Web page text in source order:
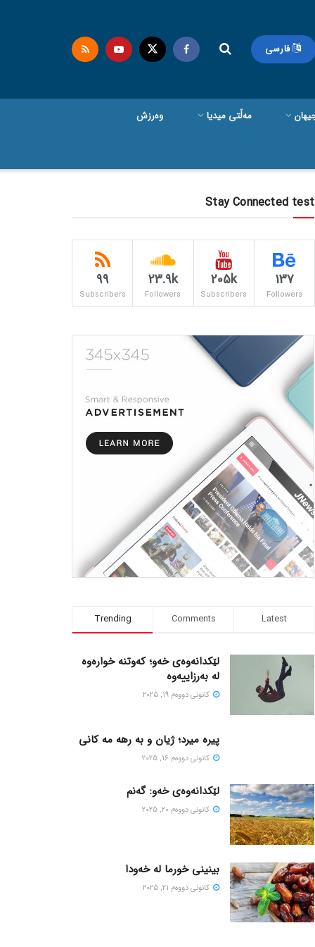
فارسی
مەڵتی میدیا وەرزش
Stay Connected test
137
Followers
205k
Subscribers
23.9k
Followers
99
Subscribers
Trending Comments Latest
لێکدانەوەی خەو؛ کەوتنە خوارەوە
لە بەرزاییەوە
كانونی دووه‌م 19, 2025
پیره میرد؛ ژیان و به رهه مه کانی
كانونی دووه‌م 16, 2025
لێکدانەوەی خەو: گەنم
كانونی دووه‌م 20, 2025
بینینی خورما لە خەودا
كانونی دووه‌م 21, 2025